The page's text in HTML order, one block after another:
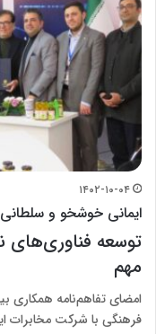
۱۴۰۲-۱۰-۰۴
ایمانی خوشخو و
توسعه فناوری‌های
مهم
امضای تفاهم‌نامه همکاری
فرهنگی با شرکت مخابرات